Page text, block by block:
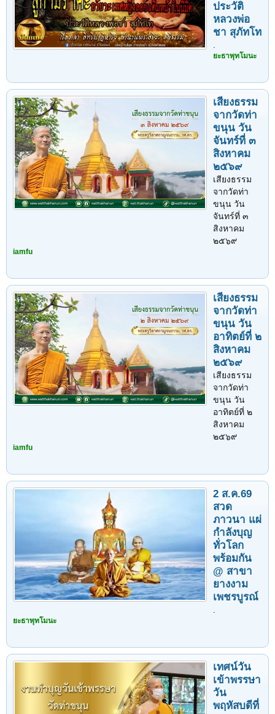
ประวัติ
หลวงพ่อ
ชา สุภัทโท
ยะธาพุทโมนะ
เสียงธรรม
จากวัดท่า
ขนุน วัน
จันทร์ที่ ๓
สิงหาคม
๒๕๖๙
เสียงธรรม
จากวัดท่า
ขนุน วัน
จันทร์ที่ ๓
สิงหาคม
๒๕๖๙
iamfu
เสียงธรรม
จากวัดท่า
ขนุน วัน
อาทิตย์ที่ ๒
สิงหาคม
๒๕๖๙
เสียงธรรม
จากวัดท่า
ขนุน วัน
อาทิตย์ที่ ๒
สิงหาคม
๒๕๖๙
iamfu
2 ส.ค.69
สวด
ภาวนา แผ่
กำลังบุญ
ทั่วโลก
พร้อมกัน
@ สาขา
ยางงาม
เพชรบูรณ์
ยะธาพุทโมนะ
เทศน์วัน
เข้าพรรษา
วัน
พฤหัสบดีที่